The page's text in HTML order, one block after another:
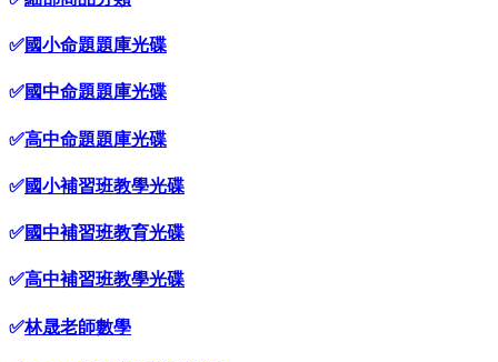
✅國小命題題庫光碟
✅國中命題題庫光碟
✅高中命題題庫光碟
✅國小補習班教學光碟
✅國中補習班教育光碟
✅高中補習班教學光碟
✅林晟老師數學